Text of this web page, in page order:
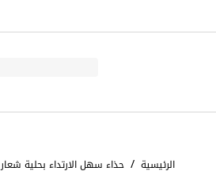
الرئيسية / حذاء سهل الارتداء بحلية شعار C منحوتة جلد